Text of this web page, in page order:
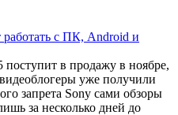
с ПК, Android и
поступит в продажу в ноябре,
уже получили
запрета Sony сами обзоры
за несколько дней до